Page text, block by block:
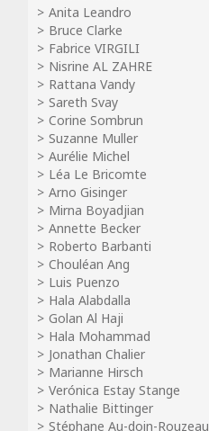
Anita Leandro
Bruce Clarke
Fabrice VIRGILI
Nisrine AL ZAHRE
Rattana Vandy
Sareth Svay
Corine Sombrun
Suzanne Muller
Aurélie Michel
Léa Le Bricomte
Arno Gisinger
Mirna Boyadjian
Annette Becker
Roberto Barbanti
Chouléan Ang
Luis Puenzo
Hala Alabdalla
Golan Al Haji
Hala Mohammad
Jonathan Chalier
Marianne Hirsch
Verónica Estay Stange
Nathalie Bittinger
Stéphane Au-doin-Rouzeau